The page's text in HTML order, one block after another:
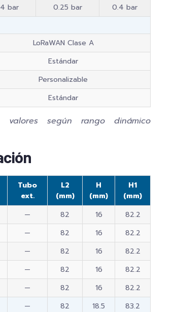
bar 0.25 bar
0.4 bar
LoRaWAN Clase A
Estándar
Personalizable
Estándar
según rango dinámico
Tubo
ext.
L2
(mm)
H
(mm)
H1
(mm)
— 82 16
82.2
— 82 16
82.2
— 82 16
82.2
— 82 16
82.2
— 82 16 82.2
— 82 18.5
83.2